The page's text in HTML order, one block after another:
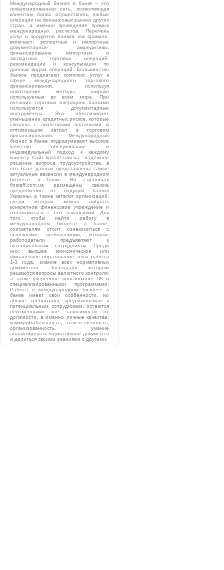
Международный бизнес в банке – это
локализированная сеть, позволяющая
клиентам банка осуществлять любые
операции на финансовых рынках других
стран, а именно проведение прямых
международных расчетов. Перечень
услуг и продуктов банков, как правило,
включает: экспортные и импортные
документарные аккредитивы,
финансирование импортных и
экспортных торговых операций,
рекомендации и консультации по
данным видам операций. Большинство
банков предлагают комплекс услуг в
сфере международного торгового
финансирования, используя
новаторские методы, широко
используемые во всем мире. При
внешних торговых операциях банками
используются документарные
инструменты. Это обеспечивает
уменьшение кредитных рисков, которые
связаны с авансовыми платежами и
оптимизацию затрат в торговом
финансировании. Международный
бизнес в банке подразумевает высокое
качество обслуживание и
индивидуальный подход к каждому
клиенту. Сайт finstaff.com.ua - надежное
решение вопроса трудоустройства, в
его базе данных представлены самые
актуальные вакансии в международном
бизнесе в банке. На страницах
finstaff.com.ua размещены свежие
предложения от ведущих банков
Украины, а также каталог организаций,
среди которых можно выбрать
конкретное финансовое учреждение и
ознакомиться с его вакансиями. Для
того чтобы найти работу в
международном бизнесе в банке,
соискателям стоит ознакомиться с
основными требованиями, которые
работодатели предъявляют к
потенциальным сотрудникам. Среди
них: высшее экономическое или
финансовое образование, опыт работы
1-3 года, знание всех нормативных
документов, благодаря которым
решаются вопросы валютного контроля,
а также уверенное пользование ПК и
специализированными программами.
Работа в международном бизнесе в
банке имеет свои особенности, но
общие требования, предъявляемые к
потенциальным сотрудникам, остаются
неизменными вне зависимости от
должности, а именно личные качества:
коммуникабельность, ответственность,
организованность, умение
анализировать нормативные документы
и делиться своими знаниями с другими.